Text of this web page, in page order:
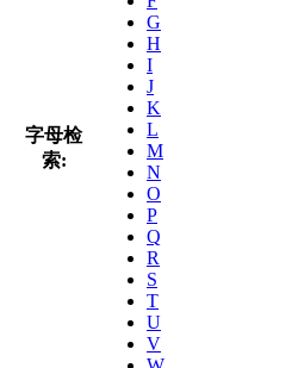
字母检
索:
G
H
I
J
K
L
M
N
O
P
Q
R
S
T
U
V